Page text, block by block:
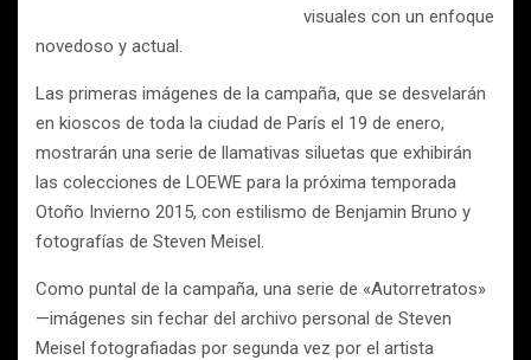
visuales con un enfoque
novedoso y actual.
Las primeras imágenes de la campaña, que se desvelarán
en kioscos de toda la ciudad de París el 19 de enero,
mostrarán una serie de llamativas siluetas que exhibirán
las colecciones de LOEWE para la próxima temporada
Otoño Invierno 2015, con estilismo de Benjamin Bruno y
fotografías de Steven Meisel.
Como puntal de la campaña, una serie de «Autorretratos»
—imágenes sin fechar del archivo personal de Steven
Meisel fotografiadas por segunda vez por el artista